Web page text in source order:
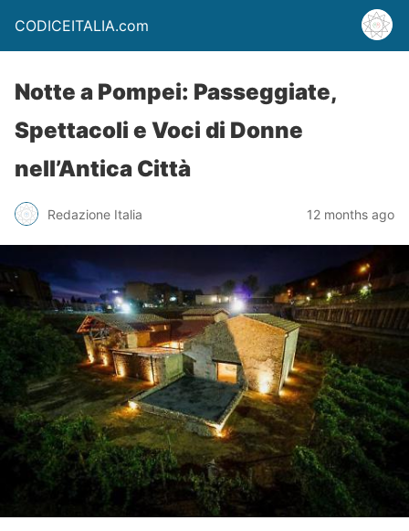
CODICEITALIA.com
Notte a Pompei: Passeggiate,
Spettacoli e Voci di Donne
nell’Antica Città
Redazione Italia 12 months ago